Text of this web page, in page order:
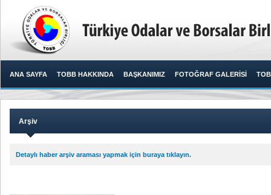
ANA SAYFA TOBB HAKKINDA BAŞKANIMIZ FOTOĞRAF GALERİSİ
Arşiv
Detaylı haber arşiv araması yapmak için buraya tıklayın.